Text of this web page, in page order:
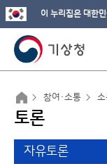
이 누리집은 대한
참여·소통
토론
자유토론